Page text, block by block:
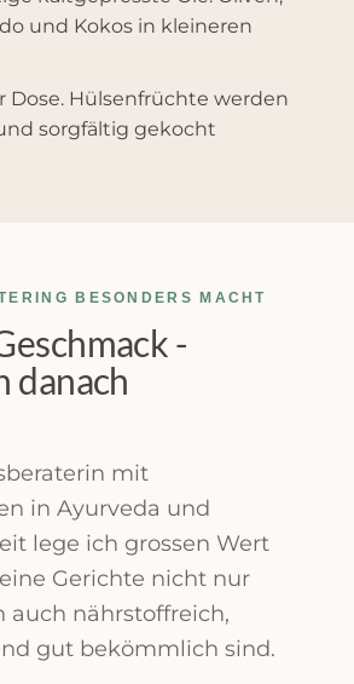
und Kokos in kleineren
Dose. Hülsenfrüchte werden
sorgfältig gekocht
BESONDERS MACHT
-
danach
mit
in Ayurveda und
lege ich grossen Wert
Gerichte nicht nur
auch nährstoffreich,
gut bekömmlich sind.